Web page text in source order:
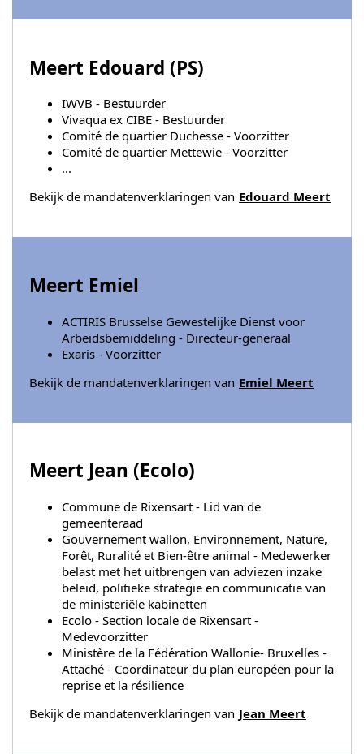
Meert Edouard (PS)
IWVB - Bestuurder
Vivaqua ex CIBE - Bestuurder
Comité de quartier Duchesse - Voorzitter
Comité de quartier Mettewie - Voorzitter
...
Bekijk de mandatenverklaringen van Edouard Meert
Meert Emiel
ACTIRIS Brusselse Gewestelijke Dienst voor
Arbeidsbemiddeling - Directeur-generaal
Exaris - Voorzitter
Bekijk de mandatenverklaringen van Emiel Meert
Meert Jean (Ecolo)
Commune de Rixensart - Lid van de
gemeenteraad
Gouvernement wallon, Environnement, Nature,
Forêt, Ruralité et Bien-être animal - Medewerker
belast met het uitbrengen van adviezen inzake
beleid, politieke strategie en communicatie van
de ministeriële kabinetten
Ecolo - Section locale de Rixensart -
Medevoorzitter
Ministère de la Fédération Wallonie- Bruxelles -
Attaché - Coordinateur du plan européen pour la
reprise et la résilience
Bekijk de mandatenverklaringen van Jean Meert